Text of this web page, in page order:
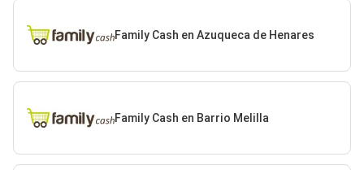
Family Cash en Azuqueca de Henares
Family Cash en Barrio Melilla